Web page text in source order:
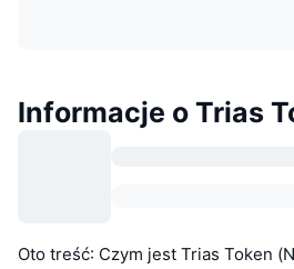
Informacje o Trias
Oto treść: Czym jest Trias Token